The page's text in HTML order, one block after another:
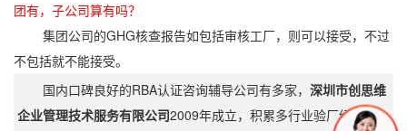
团有，子公司算有吗？
集团公司的GHG核查报告如包括审核工厂，则可以接受，不过
不包括就不能接受。
国内口碑良好的RBA认证咨询辅导公司有多家，深圳市创思维
企业管理技术服务有限公司2009年成立，积累多行业验厂经验且